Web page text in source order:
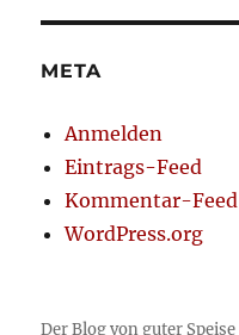
META
Anmelden
Eintrags-Feed
Kommentar-Feed
WordPress.org
Der Blog von guter Speise